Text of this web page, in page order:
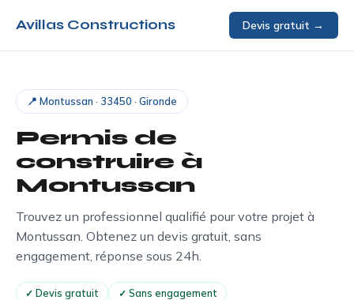
Avillas Constructions Devis gratuit →
📍 Montussan · 33450 · Gironde
Permis de
construire à
Montussan
Trouvez un professionnel qualifié pour votre projet à
Montussan. Obtenez un devis gratuit, sans
engagement, réponse sous 24h.
✓ Devis gratuit
✓ Sans engagement